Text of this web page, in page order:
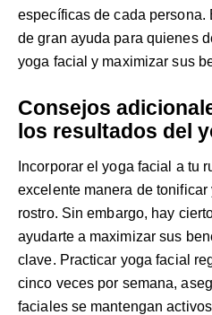
específicas de cada persona.
de gran ayuda para quienes
yoga facial y maximizar sus
Consejos
los resultados del
Incorporar el yoga facial a tu
excelente manera de tonificar
rostro. Sin embargo, hay
ayudarte a maximizar sus
clave. Practicar yoga facial
cinco veces por semana,
faciales se mantengan